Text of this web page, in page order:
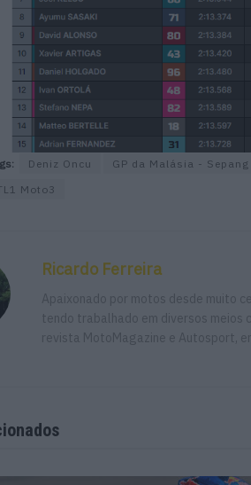
Deniz Oncu GP da Malásia - Sepang
Moto3
Ricardo Ferreira
Apaixonado por motos desde muito
tendo trabalhado em diversos meios
revista MotoMagazine e Autosport,